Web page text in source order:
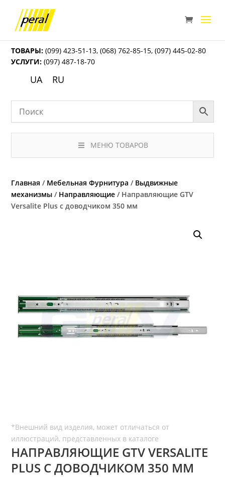
ТОВАРЫ: (099) 423-51-13,(068) 762-85-15,(097) 445-02-80
УСЛУГИ: (097) 487-18-70
UA RU
МЕНЮ ТОВАРОВ
Главная / Мебельная Фурнитура / Выдвижные
механизмы / Направляющие / Направляющие GTV
Versalite Plus с доводчиком 350 мм
НАПРАВЛЯЮЩИЕ GTV VERSALITE
PLUS С ДОВОДЧИКОМ 350 ММ